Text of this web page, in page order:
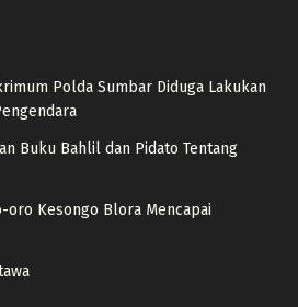
Polda Sumbar Diduga Lakukan
Buku Bahlil dan Pidato Tentang
Kesongo Blora Mencapai